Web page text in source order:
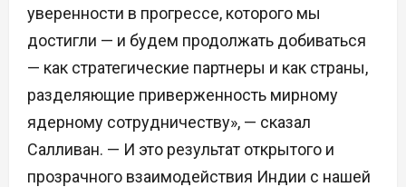
уверенности в прогрессе, которого мы
достигли — и будем продолжать добиваться
— как стратегические партнеры и как страны,
разделяющие приверженность мирному
ядерному сотрудничеству», — сказал
Салливан. — И это результат открытого и
прозрачного взаимодействия Индии с нашей